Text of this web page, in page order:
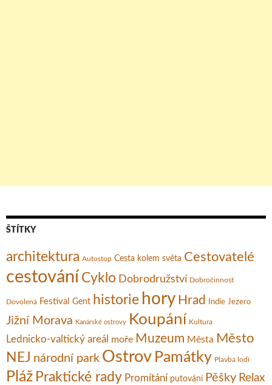
ŠTÍTKY
architektura Autostop Cesta kolem světa Cestovatelé
cestování Cyklo Dobrodružství Dobročinnost
Dovolená Festival Gent historie hory Hrad Indie Jezero
Jižní Morava Kanárské ostrovy Koupání Kultura
Lednicko-valtický areál moře Muzeum Města Město
NEJ národní park Ostrov Památky Plavba lodí
Pláž Praktické rady Promítání putování Pěšky Relax